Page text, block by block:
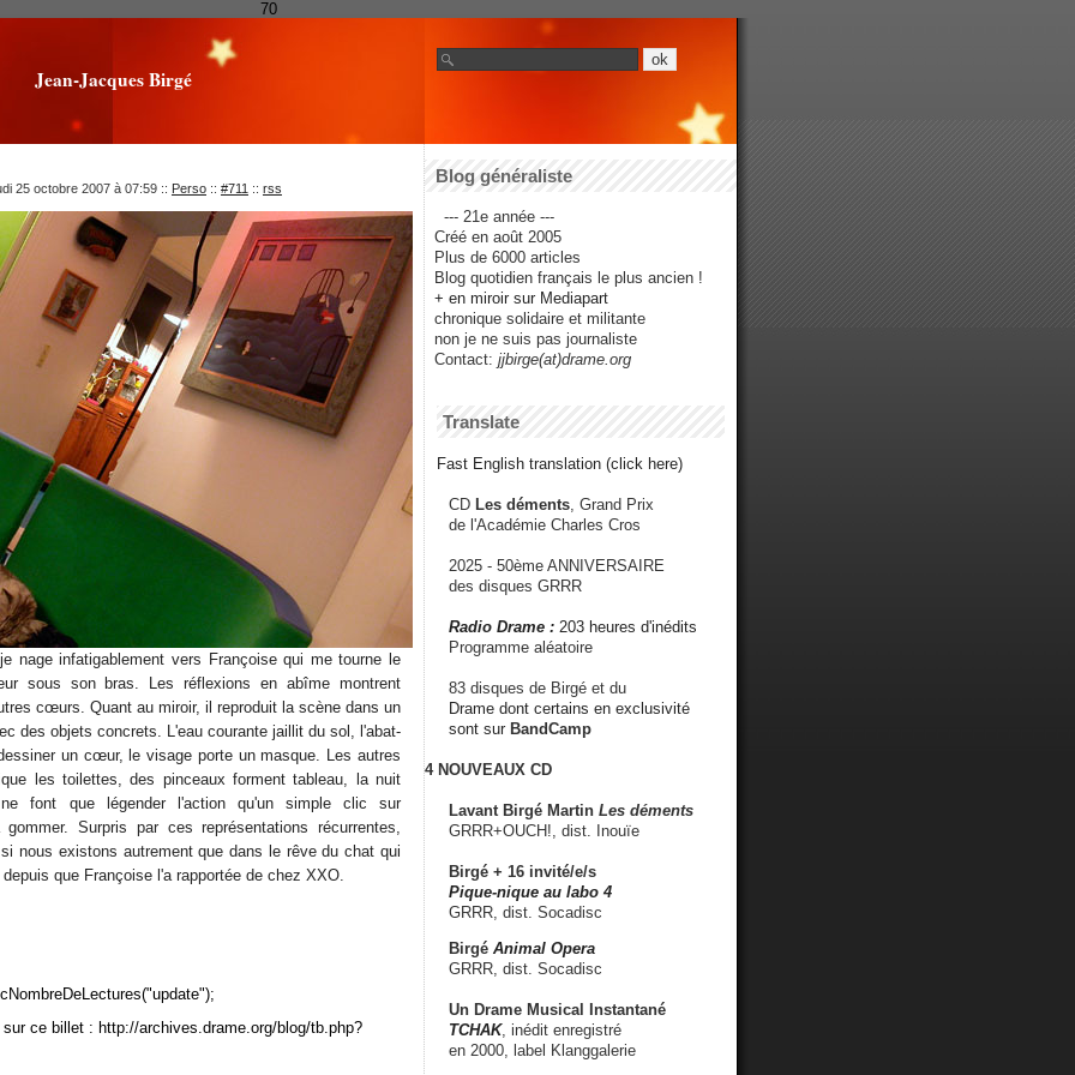
70
Jean-Jacques Birgé
25 octobre 2007 à 07:59 :: Perso :: #711 :: rss
nage infatigablement vers Françoise qui me tourne le
sous son bras. Les réflexions en abîme montrent
cœurs. Quant au miroir, il reproduit la scène dans un
des objets concrets. L'eau courante jaillit du sol, l'abat-
un cœur, le visage porte un masque. Les autres
les toilettes, des pinceaux forment tableau, la nuit
font que légender l'action qu'un simple clic sur
Surpris par ces représentations récurrentes,
nous existons autrement que dans le rêve du chat qui
que Françoise l'a rapportée de chez XXO.
ce billet : http://archives.drame.org/blog/tb.php?
Blog généraliste
--- 21e année ---
Créé en août 2005
Plus de 6000 articles
Blog quotidien français le plus ancien !
+ en miroir sur Mediapart
chronique solidaire et militante
non je ne suis pas journaliste
Contact: jjbirge(at)drame.org
Translate
Fast English translation (click here)
CD Les déments , Grand Prix
de l'Académie Charles Cros
2025 - 50ème ANNIVERSAIRE
des disques GRRR
Radio Drame : 203 heures d'inédits
Programme aléatoire
83 disques de Birgé et du
Drame dont certains en exclusivité
sont sur BandCamp
4 NOUVEAUX CD
Lavant Birgé Martin Les déments
GRRR+OUCH!, dist. Inouïe
Birgé + 16 invité/e/s
Pique-nique au labo 4
GRRR, dist. Socadisc
Birgé Animal Opera
GRRR, dist. Socadisc
Un Drame Musical Instantané
TCHAK, inédit enregistré
en 2000, label Klanggalerie